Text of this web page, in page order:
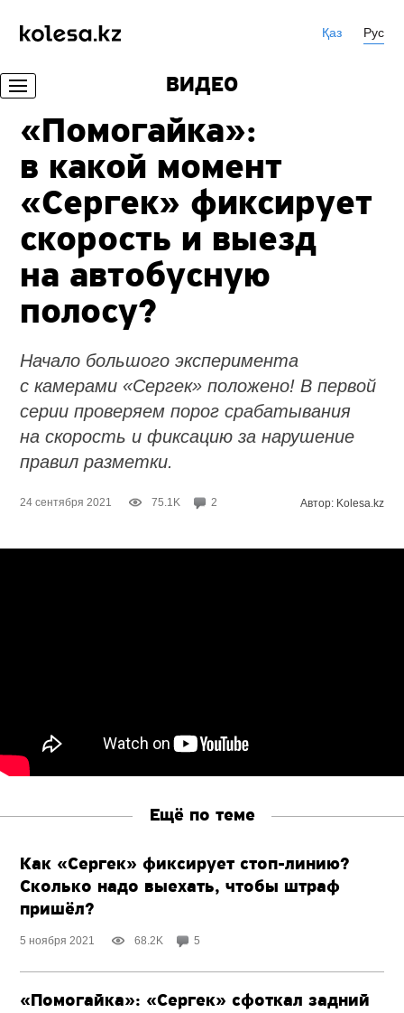
Қаз Рус
ВИДЕО
«Помогайка»:
в какой момент
«Сергек» фиксирует
скорость и выезд
на автобусную
полосу?
Начало большого эксперимента
с камерами «Сергек» положено! В первой
серии проверяем порог срабатывания
на скорость и фиксацию за нарушение
правил разметки.
24 сентября 2021 75.1K 2 Автор: Kolesa.kz
Ещё по теме
Как «Сергек» фиксируетстоп-линию?
Сколько надо выехать, чтобы штраф
пришёл?
5 ноября 2021 68.2K 5
«Помогайка»: «Сергек» сфоткал задний